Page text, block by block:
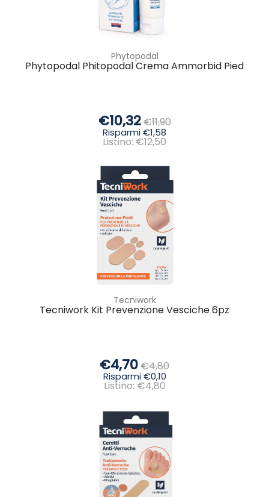
Phytopodal
Phytopodal Phitopodal Crema Ammorbid Pied
€10,32€11,90
Risparmi €1,58
Listino: €12,50
Tecniwork
Tecniwork Kit Prevenzione Vesciche 6pz
€4,70€4,80
Risparmi €0,10
Listino: €4,80